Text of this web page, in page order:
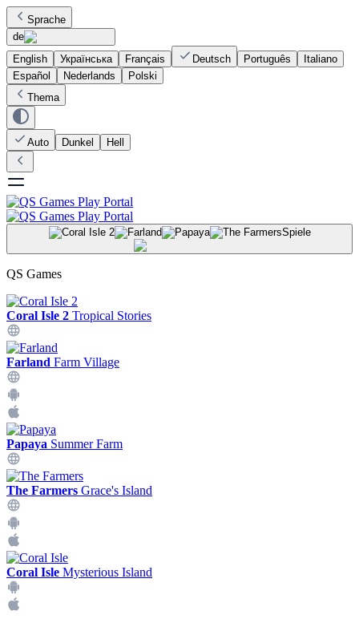
Sprache
de
English
Українська Français Deutsch Português
Italiano
Español
Nederlands
Polski
Thema
Auto Dunkel Hell
Spiele
QS Games
Coral Isle 2 Tropical Stories
Farland Farm Village
Papaya Summer Farm
The Farmers Grace's Island
Coral Isle Mysterious Island